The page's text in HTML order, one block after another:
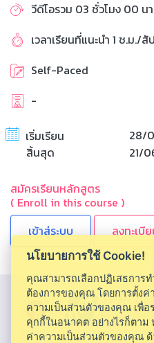
วีดีโอรวม 03 ชั่วโมง 00 น
เวลาเรียนที่แนะนำ 1 ช.ม./
Self-Paced
-
เริ่มเรียน
28/
สิ้นสุด
21/
สมัครเรียนหลักสูตร
( Enroll in this course )
ลงทะเบี
CMU MOOC |Chiang Mai
นโยบายการใช้ Cookie!
คุณสามารถเลือกปฏิเสธการ
ต้องการของคุณ โดยการตั้งค่
ความเป็นส่วนตัวของคุณ เพื่อ
คุกกี้ในอนาคต อย่างไรก็ตาม
ค่าความเป็นส่วนตัวของคุณ ด้